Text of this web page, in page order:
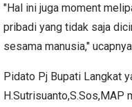
"Hal ini juga moment
pribadi yang tidak saja
sesama manusia,"
Pidato Pj Bupati Langkat
H.Sutrisuanto,S.Sos,MAP